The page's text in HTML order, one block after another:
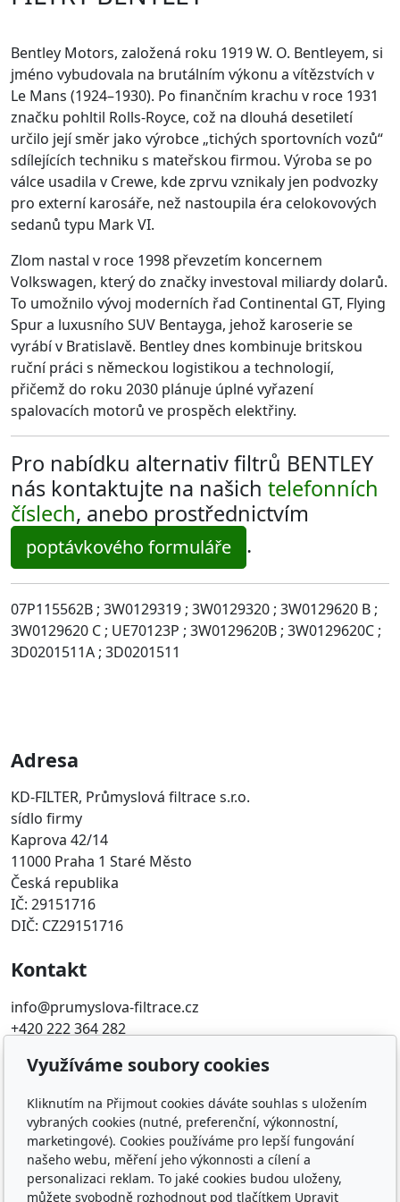
Bentley Motors, založená roku 1919 W. O. Bentleyem, si
jméno vybudovala na brutálním výkonu a vítězstvích v
Le Mans (1924–1930). Po finančním krachu v roce 1931
značku pohltil Rolls-Royce, což na dlouhá desetiletí
určilo její směr jako výrobce „tichých sportovních vozů“
sdílejících techniku s mateřskou firmou. Výroba se po
válce usadila v Crewe, kde zprvu vznikaly jen podvozky
pro externí karosáře, než nastoupila éra celokovových
sedanů typu Mark VI.
Zlom nastal v roce 1998 převzetím koncernem
Volkswagen, který do značky investoval miliardy dolarů.
To umožnilo vývoj moderních řad Continental GT, Flying
Spur a luxusního SUV Bentayga, jehož karoserie se
vyrábí v Bratislavě. Bentley dnes kombinuje britskou
ruční práci s německou logistikou a technologií,
přičemž do roku 2030 plánuje úplné vyřazení
spalovacích motorů ve prospěch elektřiny.
Pro nabídku alternativ filtrů BENTLEY
nás kontaktujte na našich telefonních
číslech, anebo prostřednictvím
poptávkového formuláře .
07P115562B ; 3W0129319 ; 3W0129320 ; 3W0129620 B ;
3W0129620 C ; UE70123P ; 3W0129620B ; 3W0129620C ;
3D0201511A ; 3D0201511
Adresa
KD-FILTER, Průmyslová filtrace s.r.o.
sídlo firmy
Kaprova 42/14
11000 Praha 1 Staré Město
Česká republika
IČ: 29151716
DIČ: CZ29151716
Kontakt
info@prumyslova-filtrace.cz
+420 222 364 282
Oblíbené odkazy
Katalog filtrů MANN
KDFILTER.CZ
FILTR-FILTRY.CZ
FILTER-FILTERS.EU
Vyhledávání filtrů podle rozměru
Využíváme soubory cookies
Kliknutím na Přijmout cookies dáváte souhlas s uložením
vybraných cookies (nutné, preferenční, výkonnostní,
marketingové). Cookies používáme pro lepší fungování
našeho webu, měření jeho výkonnosti a cílení a
personalizaci reklam. To jaké cookies budou uloženy,
můžete svobodně rozhodnout pod tlačítkem Upravit